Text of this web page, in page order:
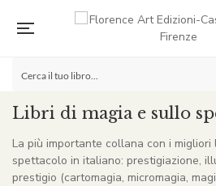
Libri di magia e sullo
La più importante collana con i
spettacolo in italiano: prestigiazione,
prestigio (cartomagia, micromagia,